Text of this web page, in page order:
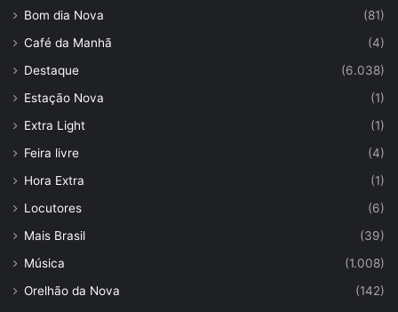
Bom dia Nova
(81)
Café da Manhã
(4)
Destaque
(6.038)
Estação Nova
(1)
Extra Light
(1)
Feira livre
(4)
Hora Extra
(1)
Locutores
(6)
Mais Brasil
(39)
Música
(1.008)
Orelhão da Nova
(142)